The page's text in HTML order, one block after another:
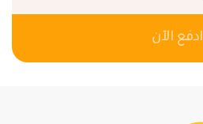
ادفع الآن